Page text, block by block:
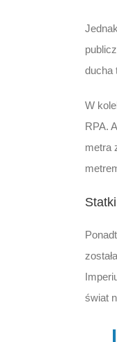
ducha
W
RPA.
metra
świat